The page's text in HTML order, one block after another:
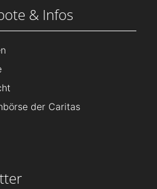
& Infos
der Caritas